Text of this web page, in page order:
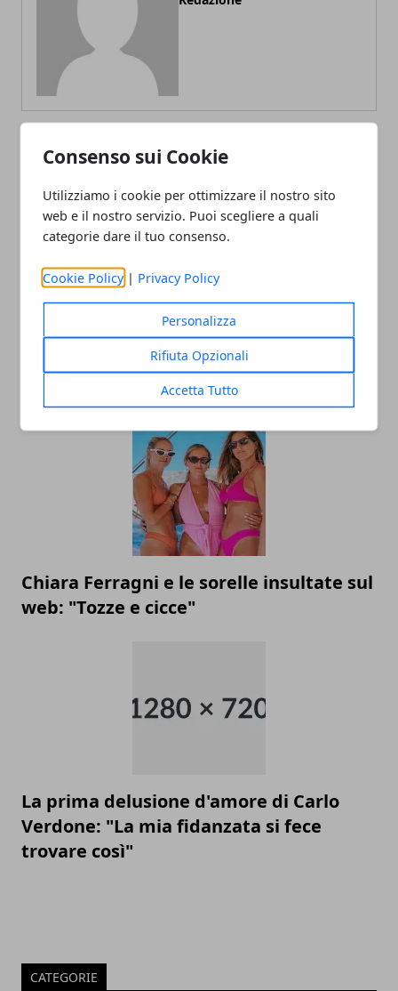
Consenso sui Cookie
Utilizziamo i cookie per ottimizzare il nostro sito
web e il nostro servizio. Puoi scegliere a quali
categorie dare il tuo consenso.
Cookie Policy | Privacy Policy
Personalizza
Rifiuta Opzionali
Accetta Tutto
ARTICOLI CORRELATI
Le serie TV più famose da vedere su
Chiara Ferragni e le sorelle insultate sul
web: "Tozze e cicce"
La prima delusione d'amore di Carlo
Verdone: "La mia fidanzata si fece
trovare così"
CATEGORIE